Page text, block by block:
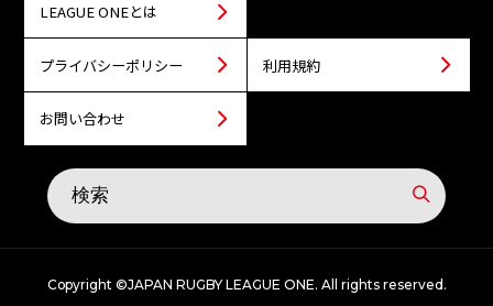
LEAGUE ONEとは
プライバシーポリシー 利用規約
お問い合わせ
Copyright ©JAPAN RUGBY LEAGUE ONE. All rights reserved.